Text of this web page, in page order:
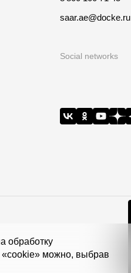
saar.ae@docke.ru
Social networks
обработку
«cookie» можно, выбрав